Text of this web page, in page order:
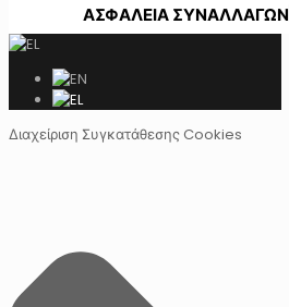
ΑΣΦΑΛΕΙΑ ΣΥΝΑΛΛΑΓΩΝ
Διαχείριση Συγκατάθεσης Cookies